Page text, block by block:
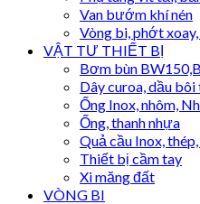
Van bướm khí nén
Vòng bi, phớt
VẬT TƯ THIẾT BỊ
Bơm bùn
Dây curoa, dầu
Ống Inox, nhôm,
Ống, thanh nhựa
Quả cầu Inox,
Thiết bị cầm tay
Xi măng đất
VÒNG BI